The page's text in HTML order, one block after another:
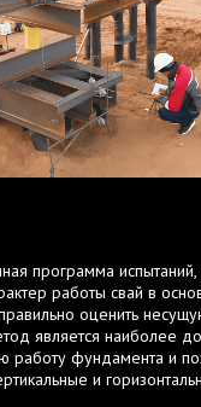
программа
работы свай в
оценить
является наиболее
работу фундамента и
и